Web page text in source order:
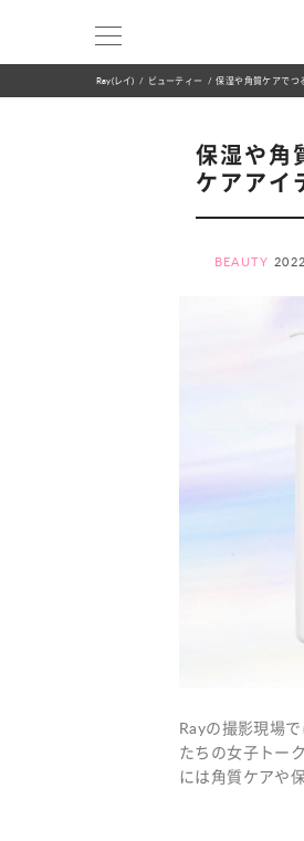
Ray(レイ) ビューティー 保湿や角質ケアで
保湿や角
ケアアイ
BEAUTY
Rayの撮影現場
たちの女子トー
には角質ケアや